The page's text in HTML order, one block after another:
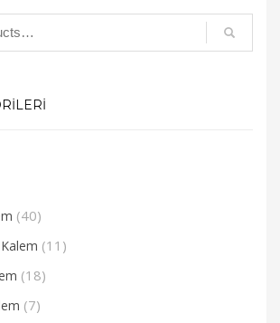
(40)
(11)
(18)
(7)